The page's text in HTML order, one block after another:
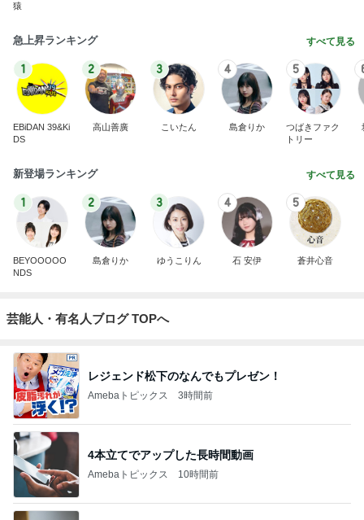
猿
急上昇ランキング すべて見る
1
EBiDAN 39&Ki
DS
2
高山善廣
3
こいたん
4
島倉りか
5
つばきファク
トリー
新登場ランキング すべて見る
1
BEYOOOOO
NDS
2
島倉りか
3
ゆうこりん
4
石 安伊
5
蒼井心音
芸能人・有名人ブログ TOPへ
レジェンド松下のなんでもプレゼン！
Amebaトピックス 3時間前
4本立てでアップした長時間動画
Amebaトピックス 10時間前